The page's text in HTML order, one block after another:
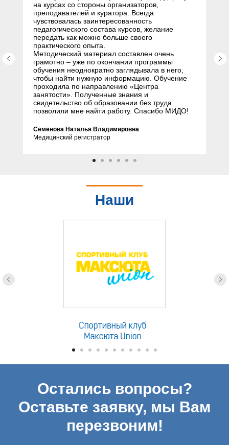
на курсах со стороны организаторов,
преподавателей и куратора. Всегда
чувствовалась заинтересованность
педагогического состава курсов, желание
передать как можно больше своего
практического опыта.
Методический материал составлен очень
грамотно – уже по окончании программы
обучения неоднократно заглядывала в него,
чтобы найти нужную информацию. Обучение
проходила по направлению «Центра
занятости». Полученные знания и
свидетельство об образовании без труда
позволили мне найти работу. Спасибо МИДО!
Семёнова Наталья Владимировна
Медицинский регистратор
Наши
Остались вопросы?
Оставьте заявку, мы Вам
перезвоним!